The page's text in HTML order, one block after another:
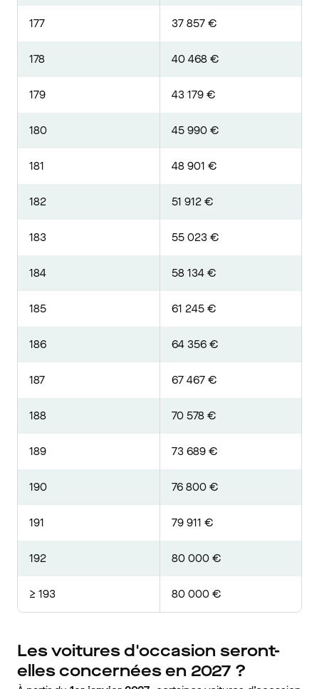
177 37 857 €
178 40 468 €
179 43 179 €
180 45 990 €
181 48 901 €
182 51 912 €
183 55 023 €
184 58 134 €
185 61 245 €
186 64 356 €
187 67 467 €
188 70 578 €
189 73 689 €
190 76 800 €
191 79 911 €
192 80 000 €
≥ 193 80 000 €
Les voitures d'occasion seront-
elles concernées en 2027 ?